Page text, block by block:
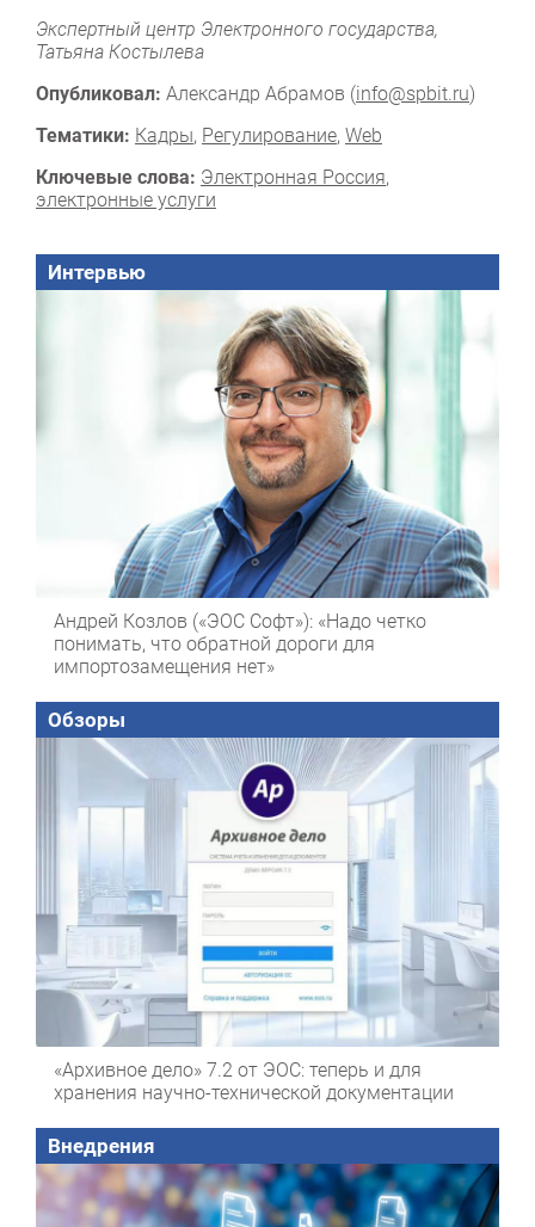
Экспертный центр Электронного государства,
Татьяна Костылева
Опубликовал: Александр Абрамов (info@spbit.ru)
Тематики: Кадры, Регулирование, Web
Ключевые слова: Электронная Россия,
электронные услуги
Интервью
Андрей Козлов («ЭОС Софт»): «Надо четко
понимать, что обратной дороги для
импортозамещения нет»
Обзоры
«Архивное дело» 7.2 от ЭОС: теперь и для
хранения научно-технической документации
Внедрения